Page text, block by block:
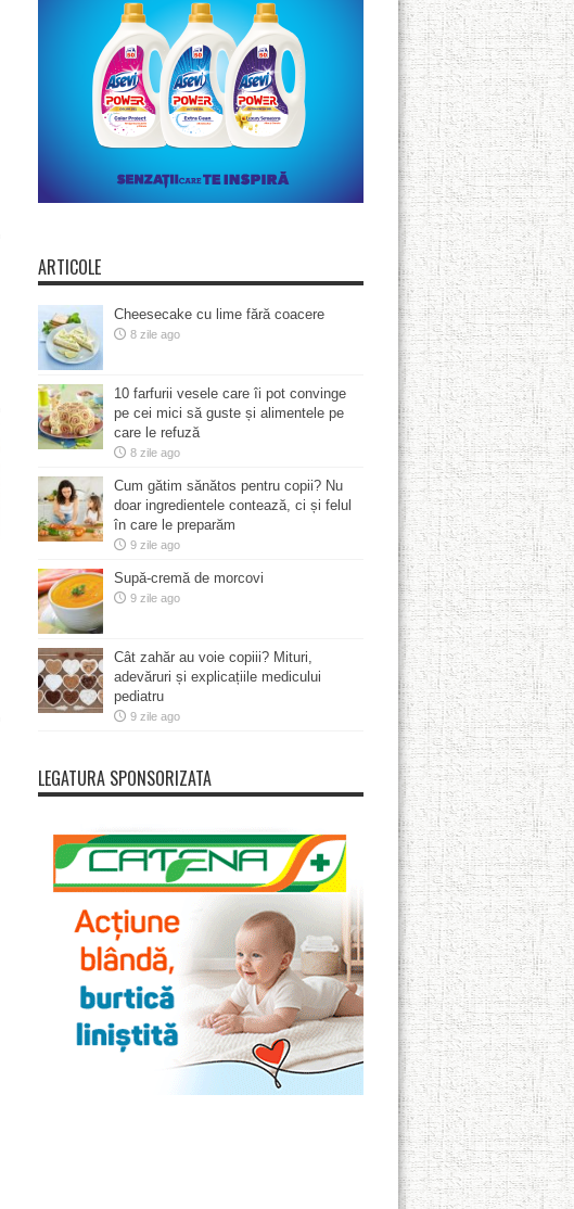
ARTICOLE
Cheesecake cu lime fără coacere
8 zile ago
10 farfurii vesele care îi pot convinge
pe cei mici să guste și alimentele pe
care le refuză
8 zile ago
Cum gătim sănătos pentru copii? Nu
doar ingredientele contează, ci și felul
în care le preparăm
9 zile ago
Supă-cremă de morcovi
9 zile ago
Cât zahăr au voie copiii? Mituri,
adevăruri și explicațiile medicului
pediatru
9 zile ago
LEGATURA SPONSORIZATA